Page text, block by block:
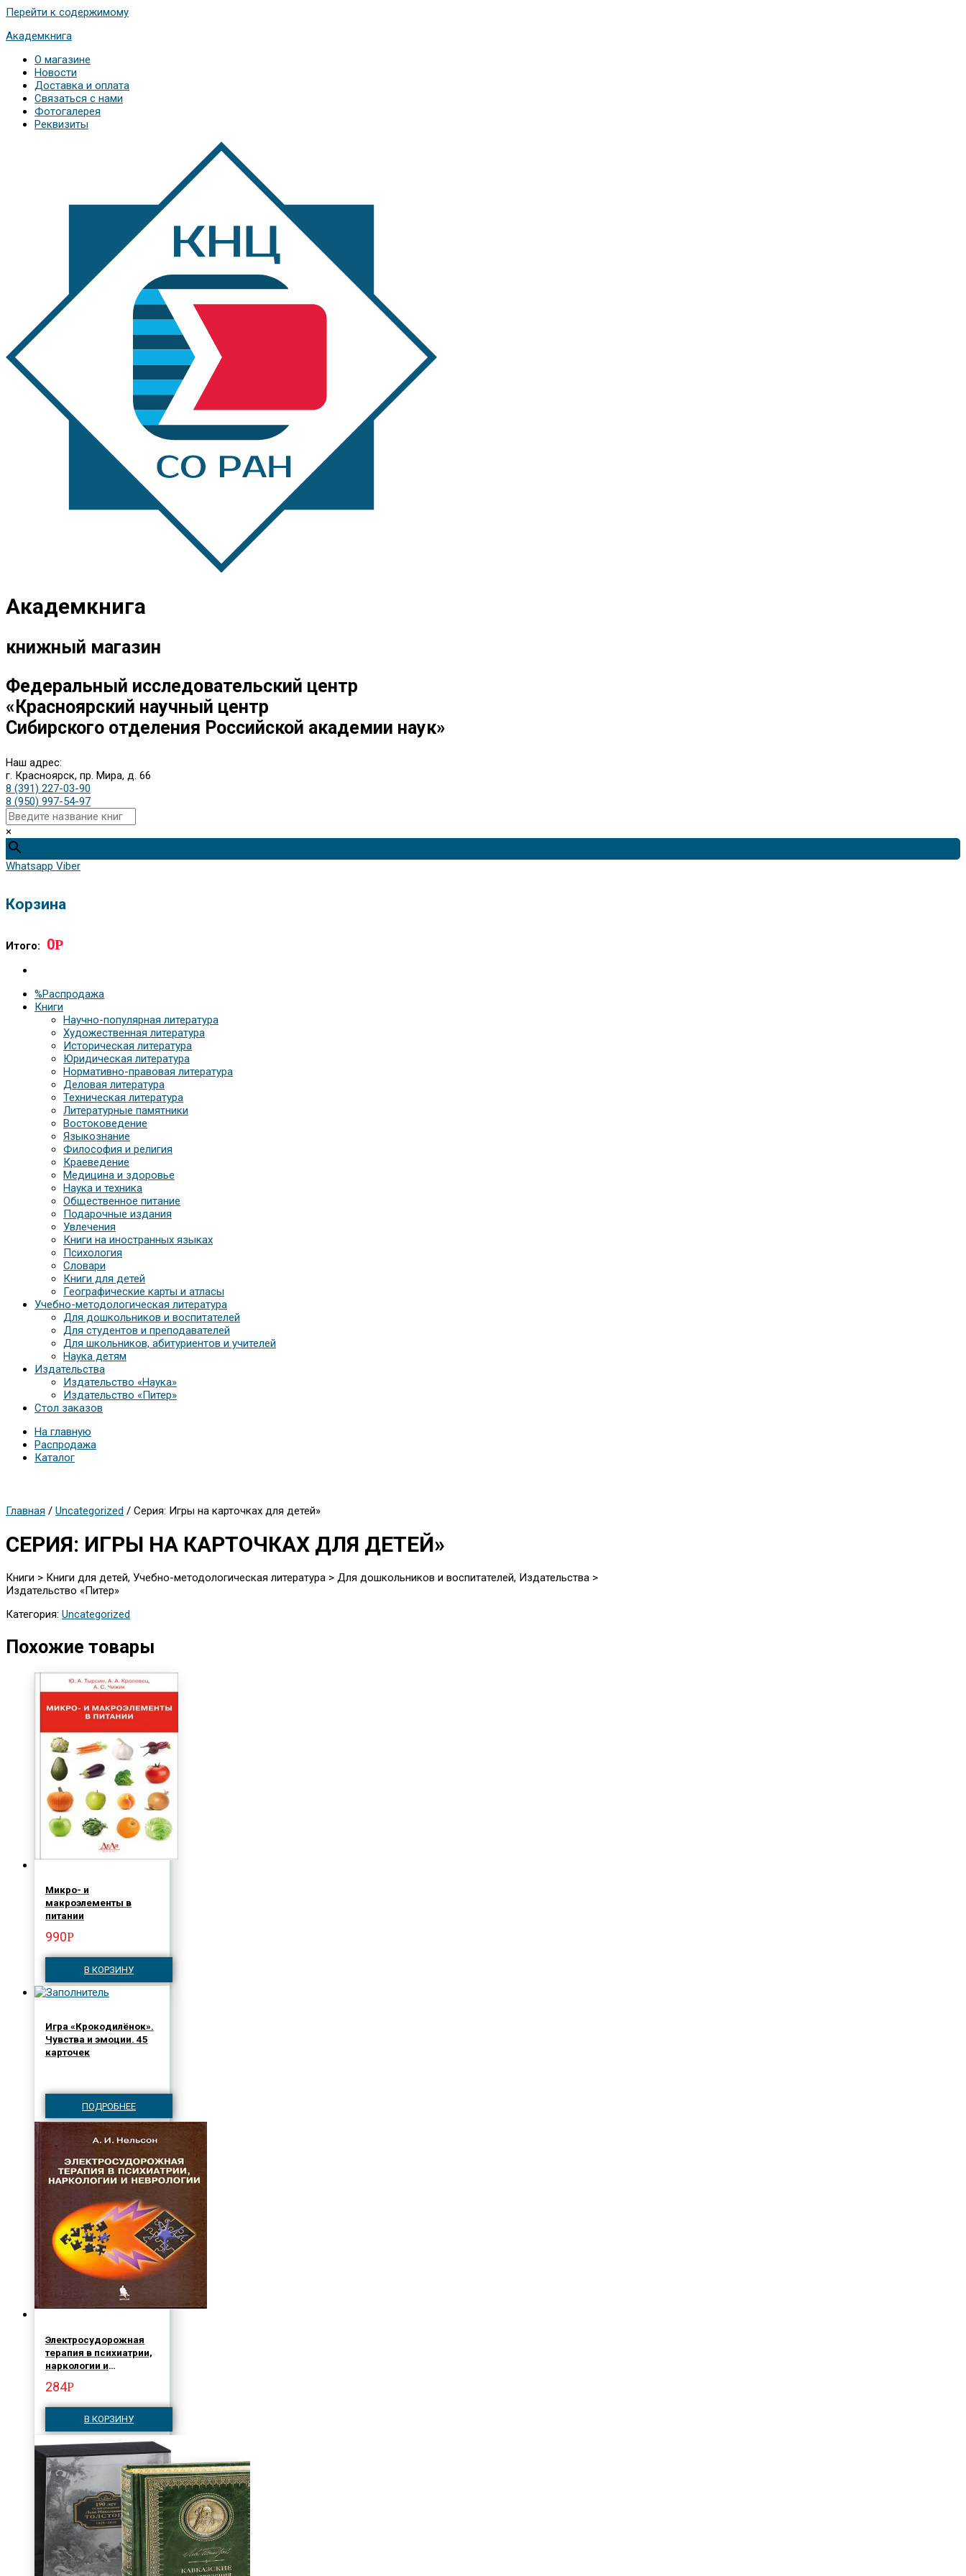
Перейти к содержимому
Академкнига
О магазине
Новости
Доставка и оплата
Связаться с нами
Фотогалерея
Реквизиты
Академкнига
книжный магазин
Федеральный исследовательский центр
«Красноярский научный центр
Сибирского отделения Российской академии наук»
Наш адрес:
г. Красноярск, пр. Мира, д. 66
8 (391) 227-03-90
8 (950) 997-54-97
×
Whatsapp Viber
Корзина
Итого: 0Р
%Распродажа
Книги
Научно-популярная литература
Художественная литература
Историческая литература
Юридическая литература
Нормативно-правовая литература
Деловая литература
Техническая литература
Литературные памятники
Востоковедение
Языкознание
Философия и религия
Краеведение
Медицина и здоровье
Наука и техника
Общественное питание
Подарочные издания
Увлечения
Книги на иностранных языках
Психология
Словари
Книги для детей
Географические карты и атласы
Учебно-методологическая литература
Для дошкольников и воспитателей
Для студентов и преподавателей
Для школьников, абитуриентов и учителей
Наука детям
Издательства
Издательство «Наука»
Издательство «Питер»
Стол заказов
На главную
Распродажа
Каталог
Главная / Uncategorized / Серия: Игры на карточках для детей»
СЕРИЯ: ИГРЫ НА КАРТОЧКАХ ДЛЯ ДЕТЕЙ»
Книги > Книги для детей, Учебно-методологическая литература > Для дошкольников и воспитателей, Издательства >
Издательство «Питер»
Категория: Uncategorized
Похожие товары
Микро- и
макроэлементы в
питании
990Р
В КОРЗИНУ
Игра «Крокодилёнок».
Чувства и эмоции. 45
карточек
ПОДРОБНЕЕ
Электросудорожная
терапия в психиатрии,
наркологии и
284Р
В КОРЗИНУ